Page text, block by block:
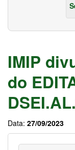
IMIP
do
Data: 27/09/2023